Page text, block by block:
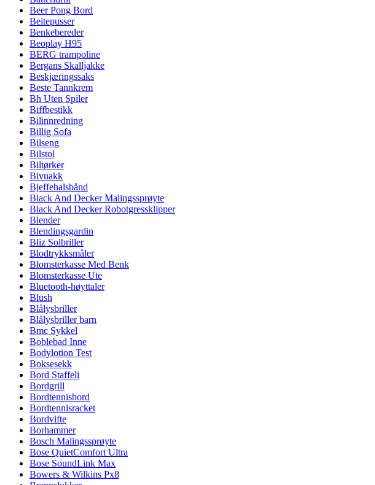
Beer Pong Bord
Beitepusser
Benkebereder
Beoplay H95
BERG trampoline
Bergans Skalljakke
Beskjæringssaks
Beste Tannkrem
Bh Uten Spiler
Biffbestikk
Bilinnredning
Billig Sofa
Bilseng
Bilstol
Biltørker
Bivuakk
Bjeffehalsbånd
Black And Decker Malingssprøyte
Black And Decker Robotgressklipper
Blender
Blendingsgardin
Bliz Solbriller
Blodtrykksmåler
Blomsterkasse Med Benk
Blomsterkasse Ute
Bluetooth-høyttaler
Blush
Blålysbriller
Blålysbriller barn
Bmc Sykkel
Boblebad Inne
Bodylotion Test
Boksesekk
Bord Staffeli
Bordgrill
Bordtennisbord
Bordtennisracket
Bordvifte
Borhammer
Bosch Malingssprøyte
Bose QuietComfort Ultra
Bose SoundLink Max
Bowers & Wilkins Px8